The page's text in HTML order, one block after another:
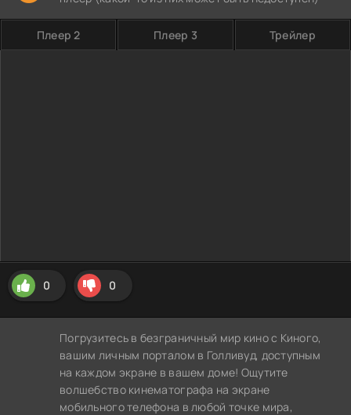
Плеер 2 Плеер 3 Трейлер
0 0
Погрузитесь в безграничный мир кино с Киного,
вашим личным порталом в Голливуд, доступным
на каждом экране в вашем доме! Ощутите
волшебство кинематографа на экране
мобильного телефона в любой точке мира,